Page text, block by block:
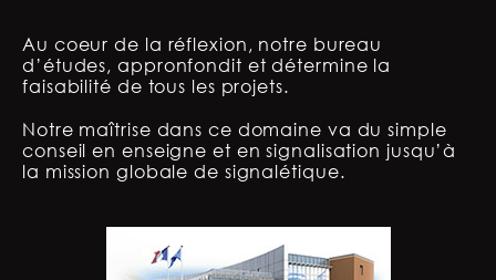
Au coeur de la réflexion, notre bureau
d’études, appronfondit et détermine la
faisabilité de tous les projets.
Notre maîtrise dans ce domaine va du simple
conseil en enseigne et en signalisation jusqu’à
la mission globale de signalétique.